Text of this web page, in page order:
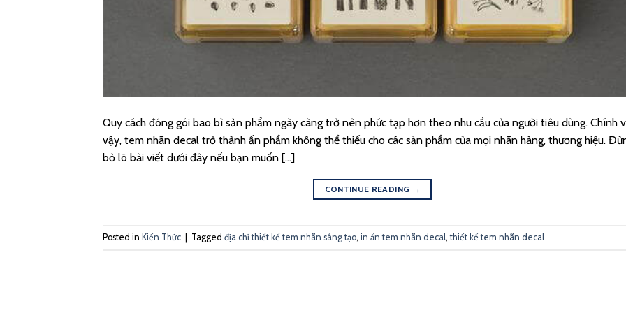
Quy cách đóng gói bao bì sản phẩm ngày càng trở nên phức tạp hơn theo nhu cầu của người tiêu dùng. Chính
vậy, tem nhãn decal trở thành ấn phẩm không thể thiếu cho các sản phẩm của mọi nhãn hàng, thương hiệu.
bỏ lõ bài viết dưới đây nếu bạn muốn […]
CONTINUE READING →
Posted in Kiến Thức | Tagged địa chỉ thiết kế tem nhãn sáng tạo, in ấn tem nhãn decal,thiết kế tem nhãn decal